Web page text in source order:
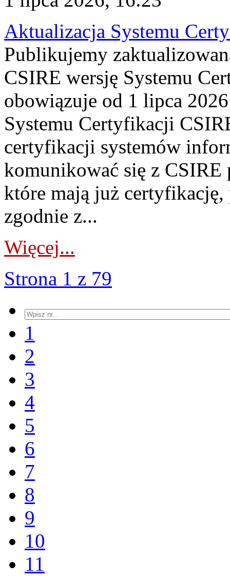
Aktualizacja Systemu
Publikujemy
CSIRE wersję Systemu
obowiązuje od 1 lipca
Systemu Certyfikacji
certyfikacji systemów
komunikować się z
które mają już
zgodnie z...
Więcej...
Strona 1 z 79
1
2
3
4
5
6
7
8
9
10
11